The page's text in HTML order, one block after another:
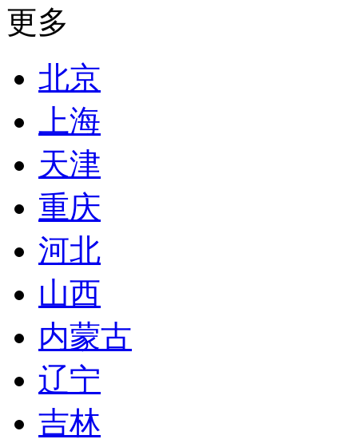
更多
北京
上海
天津
重庆
河北
山西
内蒙古
辽宁
吉林